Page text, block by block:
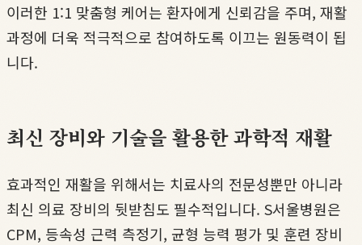
이러한 1:1 맞춤형 케어는 환자에게 신뢰감을 주며, 재활
과정에 더욱 적극적으로 참여하도록 이끄는 원동력이 됩
니다.
최신 장비와 기술을 활용한 과학적 재활
효과적인 재활을 위해서는 치료사의 전문성뿐만 아니라
최신 의료 장비의 뒷받침도 필수적입니다. S서울병원은
CPM, 등속성 근력 측정기, 균형 능력 평가 및 훈련 장비